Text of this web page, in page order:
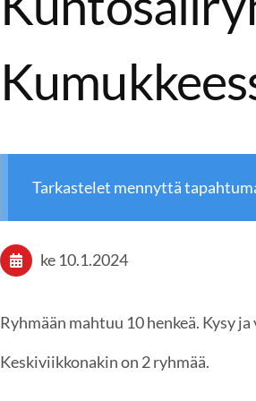
Tarkastelet mennyttä
ke 10.1.2024
Ryhmään mahtuu 10 henkeä. Kysy
Keskiviikkonakin on 2 ryhmää.